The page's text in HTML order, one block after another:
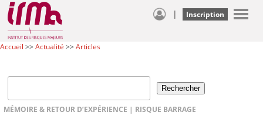
| Inscription
Accueil >>Actualité >>Articles
MÉMOIRE & RETOUR D’EXPÉRIENCE | RISQUE BARRAGE